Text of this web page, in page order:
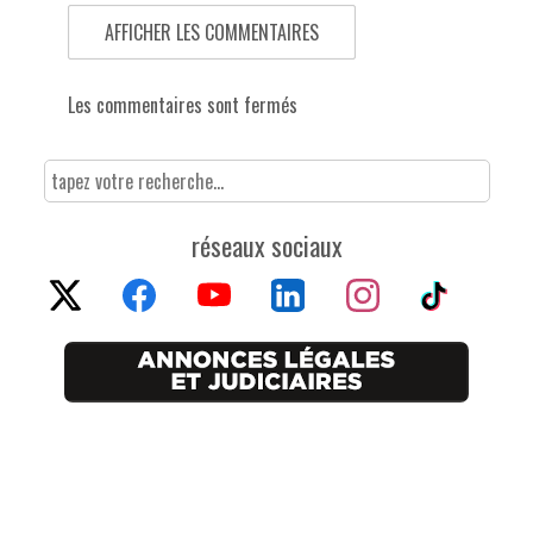
AFFICHER LES COMMENTAIRES
Les commentaires sont fermés
réseaux sociaux